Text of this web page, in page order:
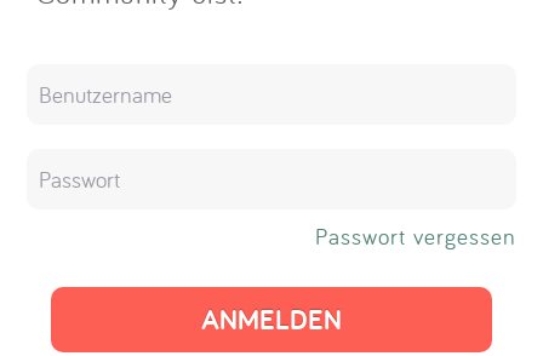
Impressum
Anmelden
Passwort vergessen